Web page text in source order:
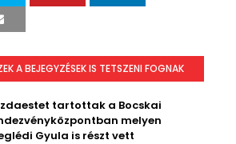
A BEJEGYZÉSEK IS TETSZENI FOGNAK
tartottak a Bocskai
melyen
Gyula is részt vett